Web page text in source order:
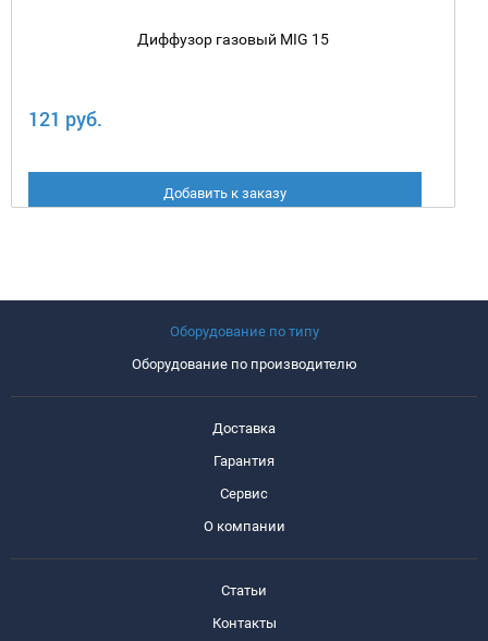
Диффузор газовый MIG 15
121 руб.
Добавить к заказу
Оборудование по типу
Оборудование по производителю
Доставка
Гарантия
Сервис
О компании
Статьи
Контакты